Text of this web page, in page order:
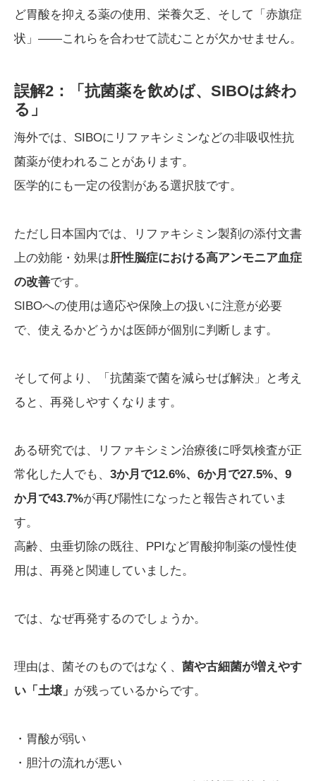
ど胃酸を抑える薬の使用、栄養欠乏、そして「赤旗症
状」——これらを合わせて読むことが欠かせません。
誤解2：「抗菌薬を飲めば、SIBOは終わ
る」
海外では、SIBOにリファキシミンなどの非吸収性抗
菌薬が使われることがあります。
医学的にも一定の役割がある選択肢です。
ただし日本国内では、リファキシミン製剤の添付文書
上の効能・効果は肝性脳症における高アンモニア血症
の改善です。
SIBOへの使用は適応や保険上の扱いに注意が必要
で、使えるかどうかは医師が個別に判断します。
そして何より、「抗菌薬で菌を減らせば解決」と考え
ると、再発しやすくなります。
ある研究では、リファキシミン治療後に呼気検査が正
常化した人でも、 3か月で12.6%、6か月で27.5%、9
か月で43.7%が再び陽性になったと報告されていま
す。
高齢、虫垂切除の既往、PPIなど胃酸抑制薬の慢性使
用は、再発と関連していました。
では、なぜ再発するのでしょうか。
理由は、菌そのものではなく、 菌や古細菌が増えやす
い「土壌」 が残っているからです。
・胃酸が弱い
・胆汁の流れが悪い